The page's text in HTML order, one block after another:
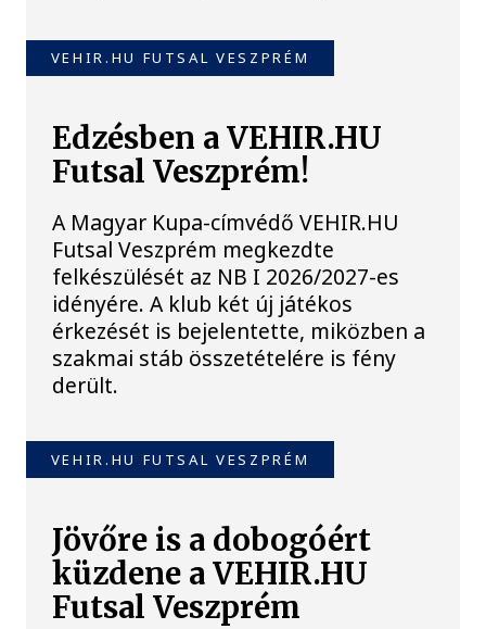
VEHIR.HU FUTSAL VESZPRÉM
Edzésben a VEHIR.HU
Futsal Veszprém!
A Magyar Kupa-címvédő VEHIR.HU
Futsal Veszprém megkezdte
felkészülését az NB I 2026/2027-es
idényére. A klub két új játékos
érkezését is bejelentette, miközben a
szakmai stáb összetételére is fény
derült.
VEHIR.HU FUTSAL VESZPRÉM
Jövőre is a dobogóért
küzdene a VEHIR.HU
Futsal Veszprém